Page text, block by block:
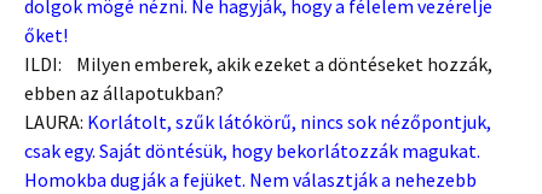
dolgok mögé nézni. Ne hagyják, hogy a félelem vezérelje
őket!
ILDI: Milyen emberek, akik ezeket a döntéseket hozzák,
ebben az állapotukban?
LAURA: Korlátolt, szűk látókörű, nincs sok nézőpontjuk,
csak egy. Saját döntésük, hogy bekorlátozzák magukat.
Homokba dugják a fejüket. Nem választják a nehezebb